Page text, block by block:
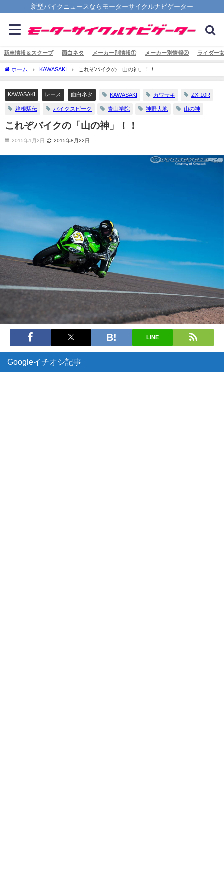
新型バイクニュースならモーターサイクルナビゲーター
新車情報＆スクープ 面白ネタ メーカー別情報① メーカー別情報② ライダー
ホーム KAWASAKI これぞバイクの「山の神」！！
KAWASAKI レース 面白ネタ KAWASAKI カワサキ ZX-10R
箱根駅伝 パイクスピーク 青山学院 神野大地 山の神
これぞバイクの「山の神」！！
2015年1月2日 2015年8月22日
LINE
Googleイチオシ記事